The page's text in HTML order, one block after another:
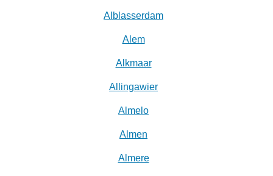
Alblasserdam
Alem
Alkmaar
Allingawier
Almelo
Almen
Almere